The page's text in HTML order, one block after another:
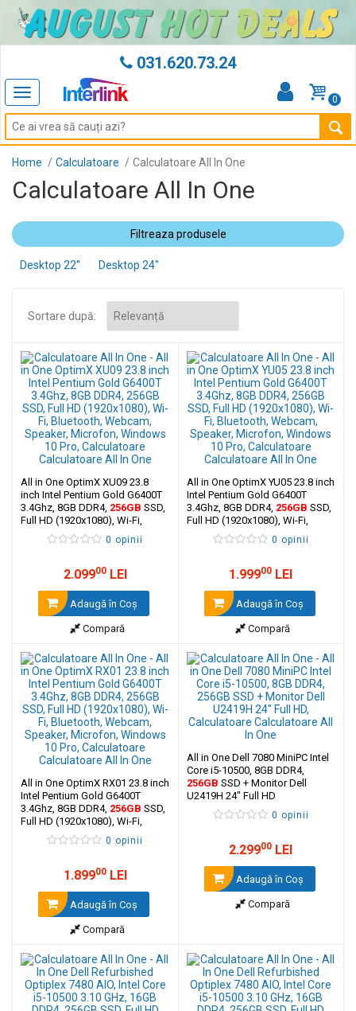
031.620.73.24
Toggle
navigation
0
Home Calculatoare Calculatoare All In One
Calculatoare All In One
Filtreaza produsele
Desktop 22'' Desktop 24"
Sortare după:
All in One OptimX XU09 23.8
inch Intel Pentium Gold G6400T
3.4Ghz, 8GB DDR4, 256GB SSD,
Full HD (1920x1080), Wi-Fi,
Bluetooth, Webcam, Speaker,
Microfon, Windows 10 Pro
0 opinii
2.09900LEI
Adaugă în Coş
Compară
All in One OptimX YU05 23.8 inch
Intel Pentium Gold G6400T
3.4Ghz, 8GB DDR4, 256GB SSD,
Full HD (1920x1080), Wi-Fi,
Bluetooth, Webcam, Speaker,
Microfon, Windows 10 Pro
0 opinii
1.99900 LEI
Adaugă în Coş
Compară
All in One OptimX RX01 23.8 inch
Intel Pentium Gold G6400T
3.4Ghz, 8GB DDR4, 256GB SSD,
Full HD (1920x1080), Wi-Fi,
Bluetooth, Webcam, Speaker,
Microfon, Windows 10 Pro
0 opinii
1.89900LEI
Adaugă în Coş
Compară
All in One Dell 7080 MiniPC Intel
Core i5-10500, 8GB DDR4,
256GB SSD + Monitor Dell
U2419H 24" Full HD
0 opinii
2.29900 LEI
Adaugă în Coş
Compară